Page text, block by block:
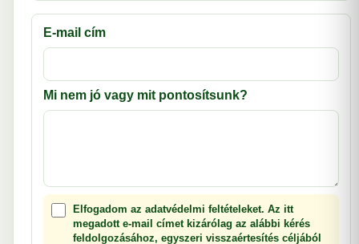
E-mail cím
Mi nem jó vagy mit pontosítsunk?
Elfogadom az adatvédelmi feltételeket. Az itt
megadott e-mail címet kizárólag az alábbi kérés
feldolgozásához, egyszeri visszaértesítés céljából